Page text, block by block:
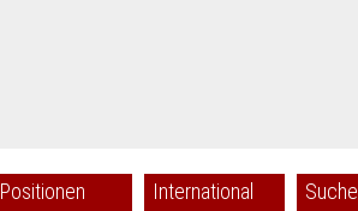
Positionen International Suche